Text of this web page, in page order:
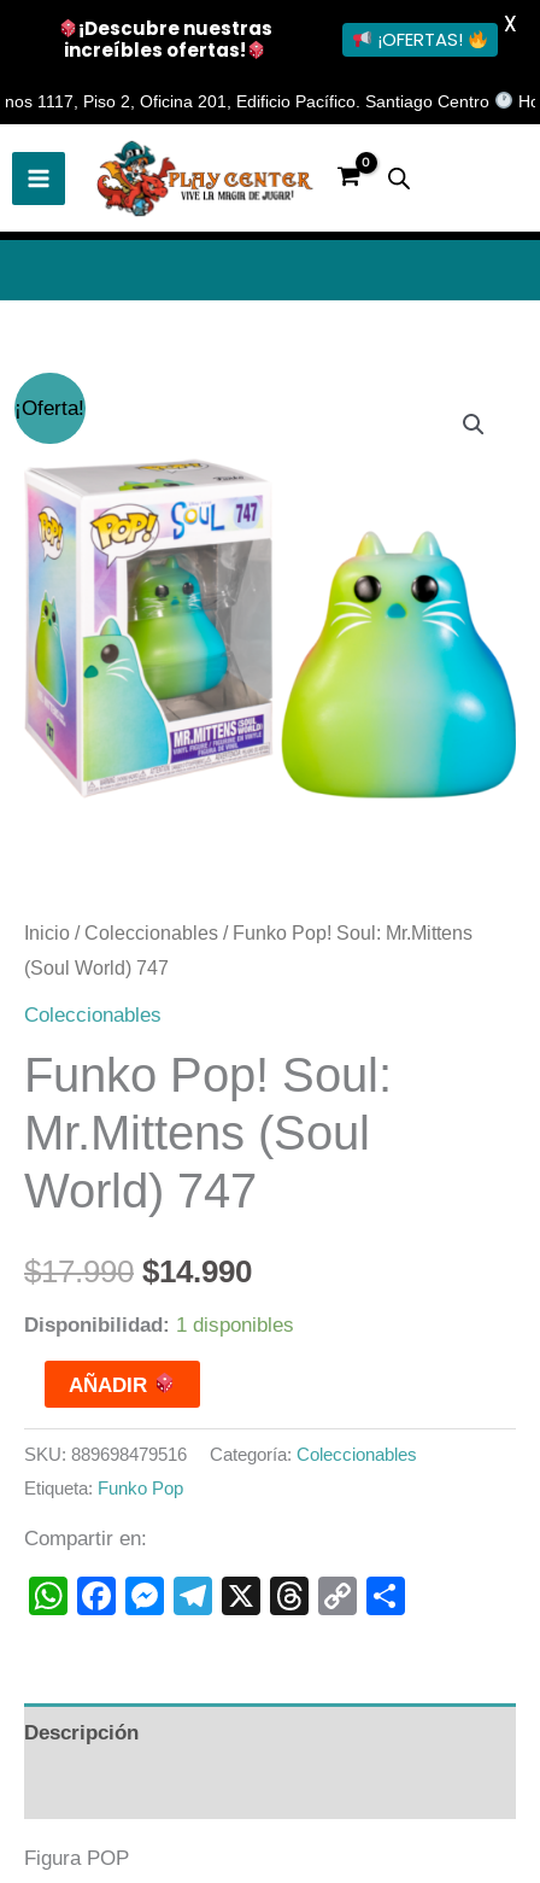
Piso 2, Oficina 201, Edificio Pacífico. Santiago Centro
al
contenido
¡Oferta!
Inicio / Coleccionables / Funko Pop! Soul: Mr.Mittens
(Soul World) 747
Coleccionables
Funko Pop! Soul:
Mr.Mittens (Soul
World) 747
$17.990
precio
original
era:
$17.990.
$14.990
actual
$14.990.
Disponibilidad: 1 disponibles
Funko
Pop!
Soul:
Mr.Mittens
(Soul
World)
747
cantidad
AÑADIR
SKU: 889698479516 Categoría: Coleccionables
Etiqueta: Funko Pop
Compartir en:
WhatsApp
Facebook
Messenger
Telegram
X Threads
Copy
Descripción
Figura POP
¡Descubre nuestras
increíbles ofertas!
¡OFERTAS!
X